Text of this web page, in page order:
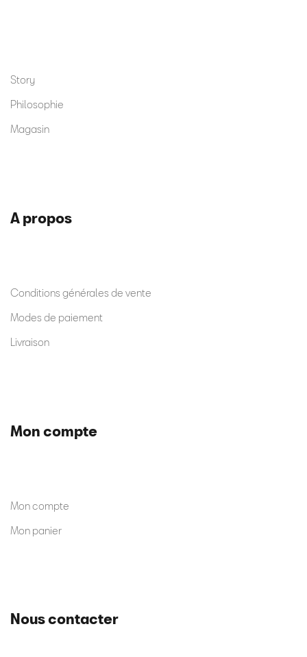
Story
Philosophie
Magasin
A propos
Conditions générales de vente
Modes de paiement
Livraison
Mon compte
Mon compte
Mon panier
Nous contacter